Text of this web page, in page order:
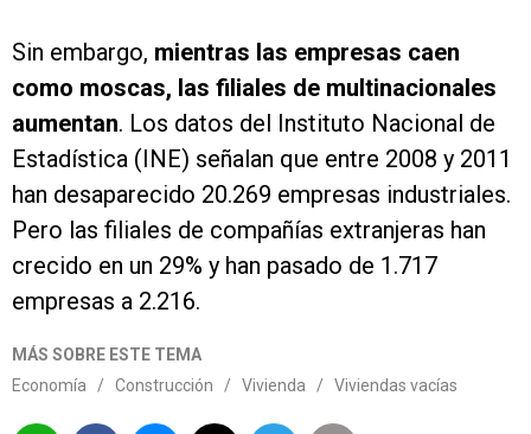
Sin embargo, mientras las empresas caen
como moscas, las filiales de multinacionales
aumentan. Los datos del Instituto Nacional de
Estadística (INE) señalan que entre 2008 y 2011
han desaparecido 20.269 empresas industriales.
Pero las filiales de compañías extranjeras han
crecido en un 29% y han pasado de 1.717
empresas a 2.216.
MÁS SOBRE ESTE TEMA
Economía
/ Construcción / Vivienda / Viviendas vacías